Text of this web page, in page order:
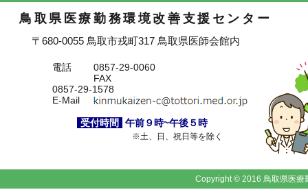
鳥取県医療勤務環境改善支援センター
〒680-0055 鳥取市戎町317 鳥取県医師会館内
電話
0857-29-0060
FAX
0857-29-1578
E-Mail
受付時間 午前９時~午後５時
※土、日、祝日等を除く
Copyright © 2016 鳥取県医療